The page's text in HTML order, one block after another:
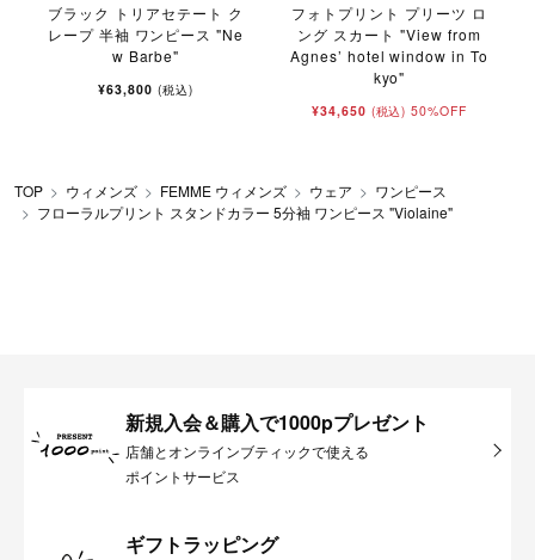
ブラック トリアセテート ク
レープ 半袖 ワンピース "Ne
w Barbe"
¥63,800 (税込)
フォトプリント プリーツ ロ
ング スカート "View from
Agnes’ hotel window in To
kyo"
¥34,650 (税込) 50%OFF
TOP ウィメンズ FEMME ウィメンズ ウェア
ワンピース
フローラルプリント スタンドカラー 5分袖 ワンピース "Violaine"
新規入会＆購入で1000pプレゼント
店舗とオンラインブティックで使える
ポイントサービス
ギフトラッピング